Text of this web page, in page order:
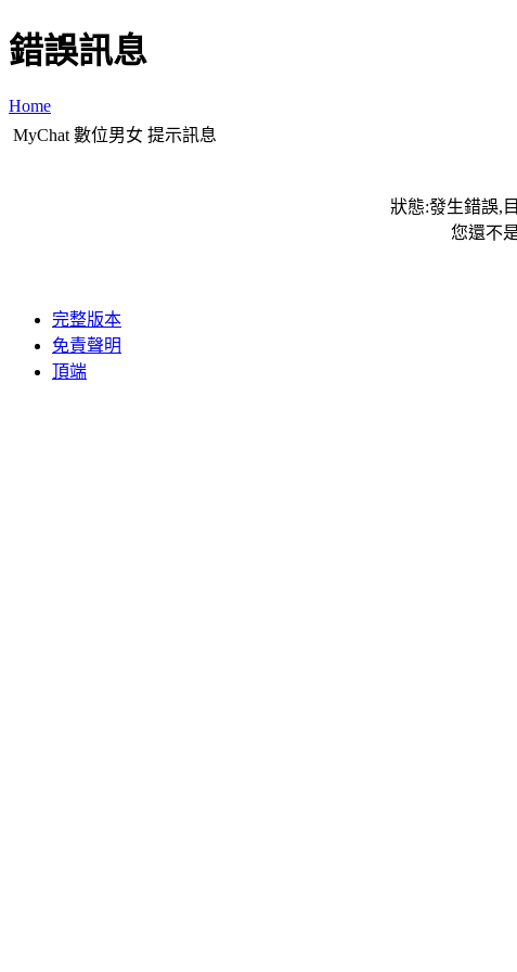
錯誤訊息
Home
MyChat 數位男女 提示訊息
狀態:發生錯誤,
您還不
完整版本
免責聲明
頂端